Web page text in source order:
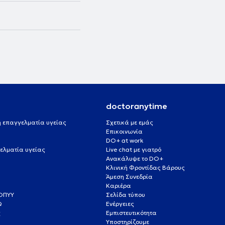
επαγγελματία υγείας
υγείας
doctoranytime
Σχετικά με εμάς
Επικοινωνία
DO+ at work
Live chat με γιατρό
Ανακάλυψε το DO+
Κλινική Φροντίδας Βάρους
Άμεση Συνεδρία
Καριέρα
Σελίδα τύπου
Ενέργειες
Εμπιστευτικότητα
Υποστηρίζουμε